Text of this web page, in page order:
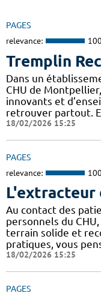
PAGES
relevance:
Tremplin
Dans un
CHU de
innovants et
retrouver partout.
18/02/2026 15:25
PAGES
relevance:
Au contact des
personnels du
terrain solide et
pratiques, vous
18/02/2026 15:25
PAGES